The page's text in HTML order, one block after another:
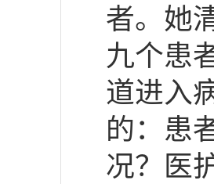
者。她
九个患
道进入
的：患
况？医